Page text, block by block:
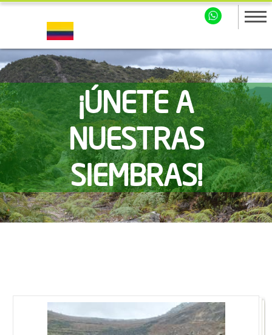
¡ÚNETE A
NUESTRAS
SIEMBRAS!